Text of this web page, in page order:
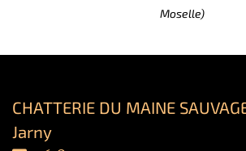
Moselle)
CHATTERIE DU MAINE
Jarny